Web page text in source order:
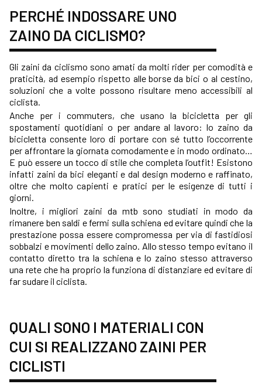
PERCHÉ INDOSSARE UNO
ZAINO DA CICLISMO?
Gli zaini da ciclismo sono amati da molti rider per comodità e
praticità, ad esempio rispetto alle borse da bici o al cestino,
soluzioni che a volte possono risultare meno accessibili al
ciclista.
Anche per i commuters, che usano la bicicletta per gli
spostamenti quotidiani o per andare al lavoro: lo zaino da
bicicletta consente loro di portare con sé tutto l’occorrente
per affrontare la giornata comodamente e in modo ordinato…
E può essere un tocco di stile che completa l’outfit! Esistono
infatti zaini da bici eleganti e dal design moderno e raffinato,
oltre che molto capienti e pratici per le esigenze di tutti i
giorni.
Inoltre, i migliori zaini da mtb sono studiati in modo da
rimanere ben saldi e fermi sulla schiena ed evitare quindi che la
prestazione possa essere compromessa per via di fastidiosi
sobbalzi e movimenti dello zaino. Allo stesso tempo evitano il
contatto diretto tra la schiena e lo zaino stesso attraverso
una rete che ha proprio la funziona di distanziare ed evitare di
far sudare il ciclista.
QUALI SONO I MATERIALI CON
CUI SI REALIZZANO ZAINI PER
CICLISTI